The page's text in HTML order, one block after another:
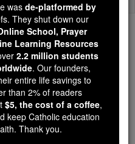
October ...
of the Rosary
Chapitre 21
was de-platformed by
They shut down our
School, Prayer
Learning Resources
2.2 million students
. Our founders,
entire life savings to
than 2% of readers
$5, the cost of a coffee,
keep Catholic education
Thank you.